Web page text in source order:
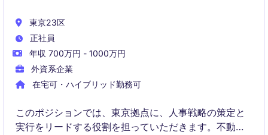
東京23区
正社員
年収 700万円 - 1000万円
外資系企業
在宅可・ハイブリッド勤務可
このポジションでは、東京拠点に、人事戦略の策定と
実行をリードする役割を担っていただきます。不動産